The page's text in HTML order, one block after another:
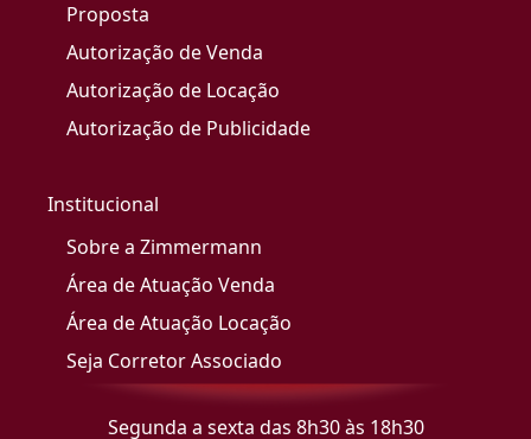
Proposta
Autorização de Venda
Autorização de Locação
Autorização de Publicidade
Institucional
Sobre a Zimmermann
Área de Atuação Venda
Área de Atuação Locação
Seja Corretor Associado
Segunda a sexta das 8h30 às 18h30